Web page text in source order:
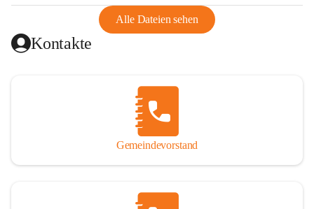
Aus diesem Grund war die Bevölkerung dazu gezwungen,
Schmuggel zu betreiben. Es kam oft zu nächtlichen
Überfällen und Schießereien. Erst mit dem Anschluss des
wirtschaftlich ging es bergauf. Dieser Aufschwung endete
1926. Es folgten Arbeitslosigkeit, Preissteigerung und
Unanbringlichkeit von Produkten. Daher wurde der
Anschluss an das Deutsche Reich begrüßt. Als der Zweite
Weltkrieg ausbrach, schwang die Stimmung um. Es starben
26 Männer an der Front, weitere 16 werden vermisst.
Von 1971 bis 1991 gehörte Wörterberg zur Gemeinde
Alle Dateien sehen
Kontakte
Gemeindevorstand